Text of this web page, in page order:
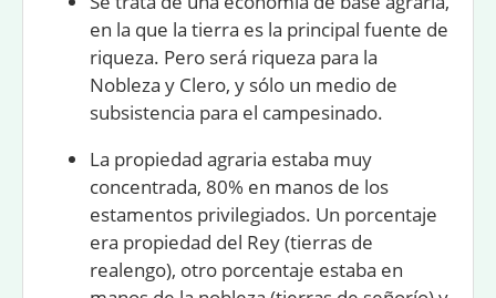
en la que la tierra es la principal fuente de
riqueza. Pero será riqueza para la
Nobleza y Clero, y sólo un medio de
subsistencia para el campesinado.
La propiedad agraria estaba muy
concentrada, 80% en manos de los
estamentos privilegiados. Un porcentaje
era propiedad del Rey (tierras de
realengo), otro porcentaje estaba en